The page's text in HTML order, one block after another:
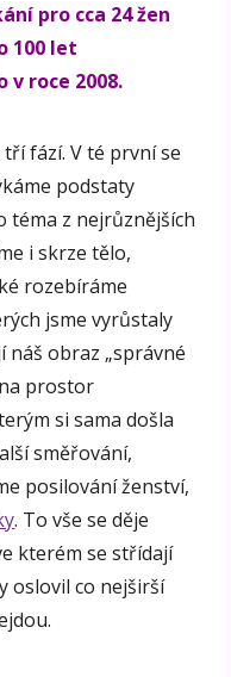
pro cca 24 žen
100 let
v roce 2008.
fází. V té první se
podstaty
téma z nejrůznějších
i skrze tělo,
rozebíráme
jsme vyrůstaly
obraz „správné
prostor
si sama došla
směřování,
posilování ženství,
. To vše se děje
kterém se střídají
oslovil co nejširší